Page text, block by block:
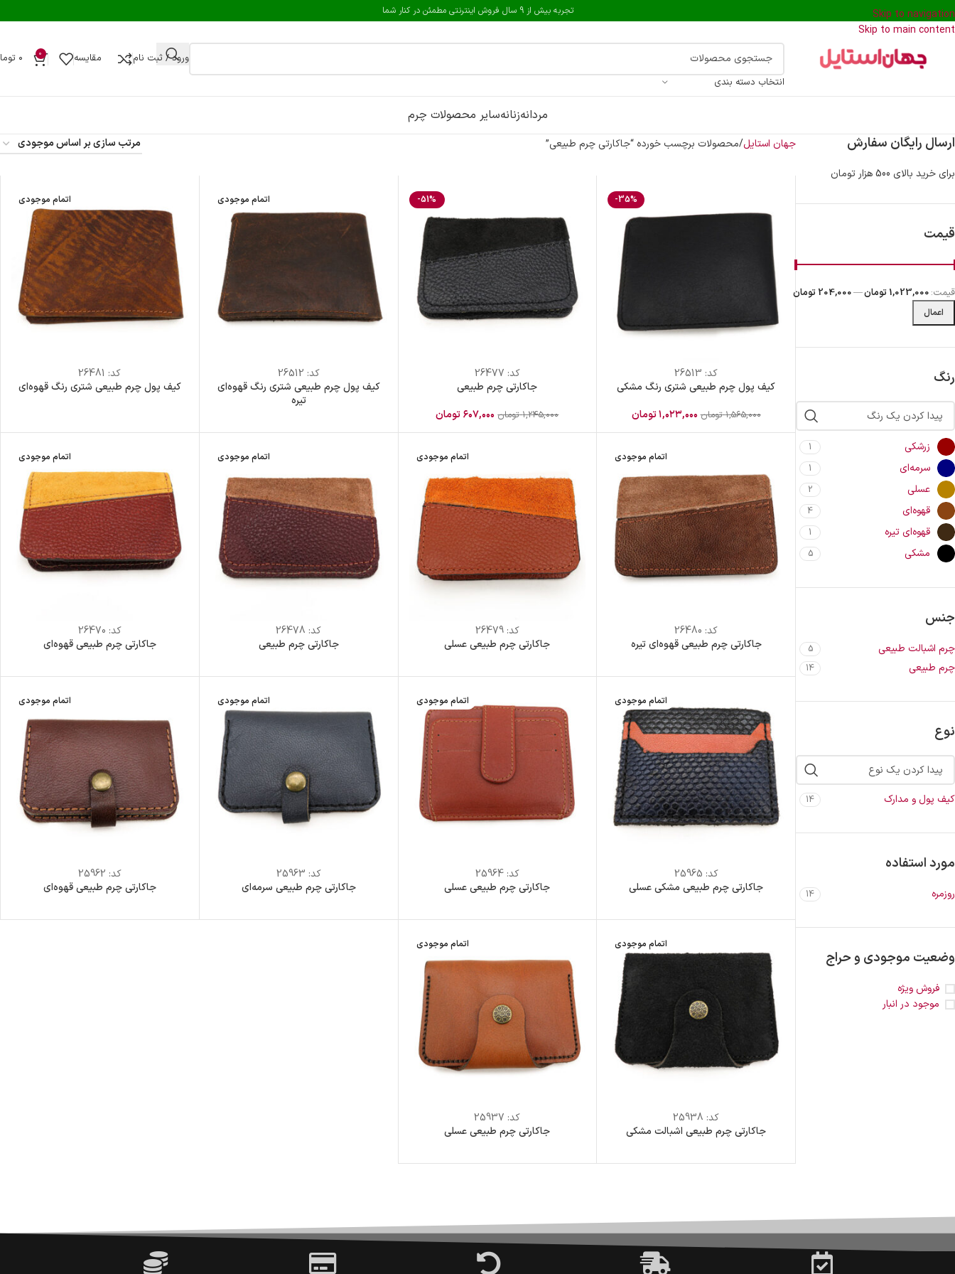
Skip to navigation
Skip to main content
تجربه بیش از 9 سال فروش اینترنتی مطمئن در کنار شما
انتخاب دسته بندی
ورود / ثبت نام مقایسه 0 ۰
مردانهزنانهسایر محصولات چرم
ارسال رایگان سفارش
برای خرید بالای 500 هزار تومان
قیمت
اعمال
قیمت: 1,023,000 تومان —204,000 تومان
رنگ
زرشکی 1
سرمه‌ای 1
عسلی 2
قهوه‌ای 4
قهوه‌ای تیره 1
مشکی 5
جنس
چرم اشبالت طبیعی 5
چرم طبیعی 14
نوع
کیف پول و مدارک 14
مورد استفاده
روزمره 14
وضعیت موجودی و حراج
فروش ویژه
موجود در انبار
جهان استایل محصولات برچسب خورده “جاکارتی چرم طبیعی”
-35%
کد: 26513
کیف پول چرم طبیعی شتری رنگ مشکی
۱,۵۶۵,۰۰۰ تومان ۱,۰۲۳,۰۰۰تومان
-51%
کد: 26477
جاکارتی چرم طبیعی
۱,۲۴۵,۰۰۰ تومان ۶۰۷,۰۰۰تومان
اتمام موجودی
کد: 26512
کیف پول چرم طبیعی شتری رنگ قهوه‌ای
تیره
اتمام موجودی
کد: 26481
کیف پول چرم طبیعی شتری رنگ قهوه‌ای
اتمام موجودی
کد: 26480
جاکارتی چرم طبیعی قهوه‌ای تیره
اتمام موجودی
کد:26479
جاکارتی چرم طبیعی عسلی
اتمام موجودی
کد: 26478
جاکارتی چرم طبیعی
اتمام موجودی
کد: 26470
جاکارتی چرم طبیعی قهوه‌ای
اتمام موجودی
کد: 25965
جاکارتی چرم طبیعی مشکی عسلی
اتمام موجودی
کد:25964
جاکارتی چرم طبیعی عسلی
اتمام موجودی
کد: 25963
جاکارتی چرم طبیعی سرمه‌ای
اتمام موجودی
کد: 25962
جاکارتی چرم طبیعی قهوه‌ای
اتمام موجودی
کد: 25938
جاکارتی چرم طبیعی اشبالت مشکی
اتمام موجودی
کد: 25937
جاکارتی چرم طبیعی عسلی